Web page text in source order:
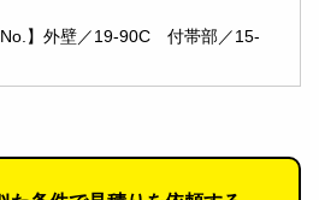
No.】外壁／19-90C　付帯部／15-